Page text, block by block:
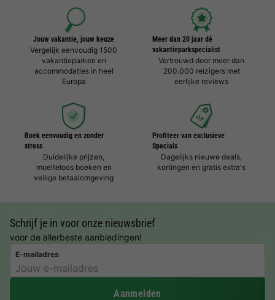
Jouw vakantie, jouw keuze
Vergelijk eenvoudig 1500
vakantieparken en
accommodaties in heel
Europa
Meer dan 20 jaar dé
vakantieparkspecialist
Vertrouwd door meer dan
200.000 reizigers met
eerlijke reviews
Boek eenvoudig en zonder
stress
Duidelijke prijzen,
moeiteloos boeken en
veilige betaalomgeving
Profiteer van exclusieve
Specials
Dagelijks nieuwe deals,
kortingen en gratis extra's
Schrijf je in voor onze nieuwsbrief
voor de allerbeste aanbiedingen!
E-mailadres
Aanmelden